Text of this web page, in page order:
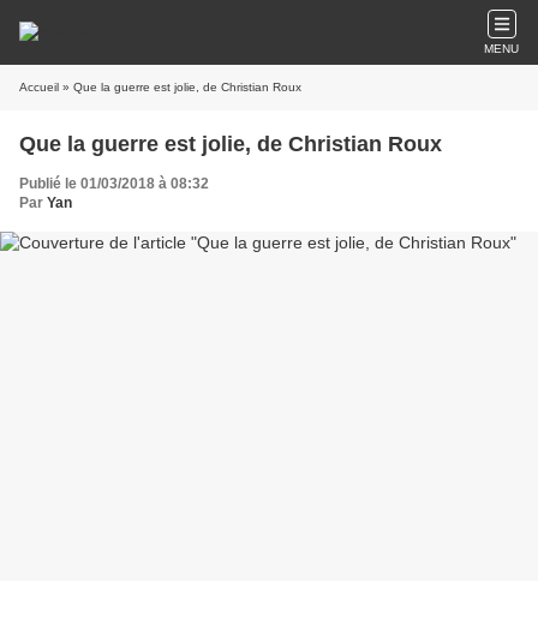
MENU
Accueil » Que la guerre est jolie, de Christian Roux
Que la guerre est jolie, de Christian Roux
Publié le 01/03/2018 à 08:32
Par Yan